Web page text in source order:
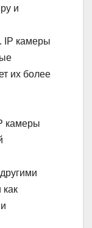
и
IP камеры
их более
камеры